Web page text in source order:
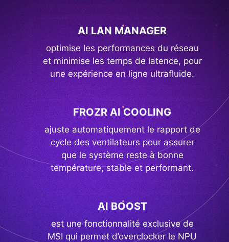
AI LAN MANAGER
optimise les performances du réseau
et minimise les temps de latence, pour
une expérience en ligne ultrafluide.
FROZR AI COOLING
ajuste automatiquement le rapport de
cycle des ventilateurs pour assurer
que le système reste à bonne
température, stable et performant.
AI BOOST
est une fonctionnalité exclusive de
MSI qui permet d’overclocker le NPU